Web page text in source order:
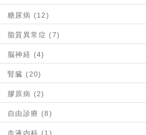
糖尿病 (12)
脂質異常症 (7)
脳神経 (4)
腎臓 (20)
膠原病 (2)
自由診療 (8)
血液内科 (1)